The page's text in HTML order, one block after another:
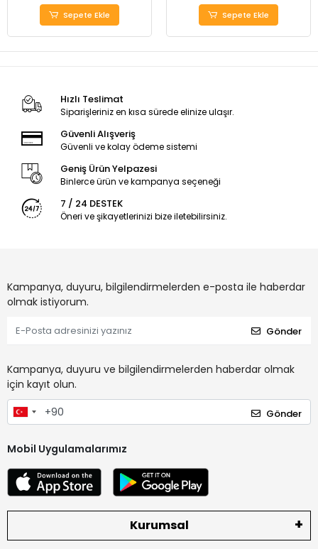
Sepete Ekle Sepete Ekle
Hızlı Teslimat
Siparişleriniz en kısa sürede elinize ulaşır.
Güvenli Alışveriş
Güvenli ve kolay ödeme sistemi
Geniş Ürün Yelpazesi
Binlerce ürün ve kampanya seçeneği
7 / 24 DESTEK
Öneri ve şikayetlerinizi bize iletebilirsiniz.
Kampanya, duyuru, bilgilendirmelerden e-posta ile haberdar
olmak istiyorum.
Gönder
Kampanya, duyuru ve bilgilendirmelerden haberdar olmak
için kayıt olun.
Gönder
Mobil Uygulamalarımız
Kurumsal